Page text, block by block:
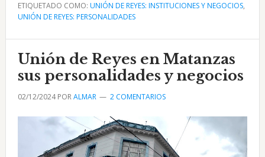
La
Cubana
de
Carlos
Seife
Sarkis
en
Unión
de
Reyes
ETIQUETADO COMO: UNIÓN DE REYES: INSTITUCIONES Y NEGOCIOS,
UNIÓN DE REYES: PERSONALIDADES
Unión de Reyes en Matanzas
sus personalidades y negocios
02/12/2024PORALMAR 2 COMENTARIOS